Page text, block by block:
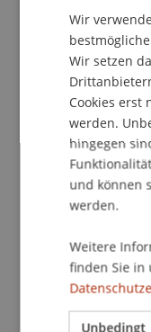
Beitrag in
Mitarbeitende
Beteiligte
Institut für
Wir
Wir setzen
Cookies erst
werden.
hingegen
und können
werden.
Weitere
finden Sie in
Unbedingt